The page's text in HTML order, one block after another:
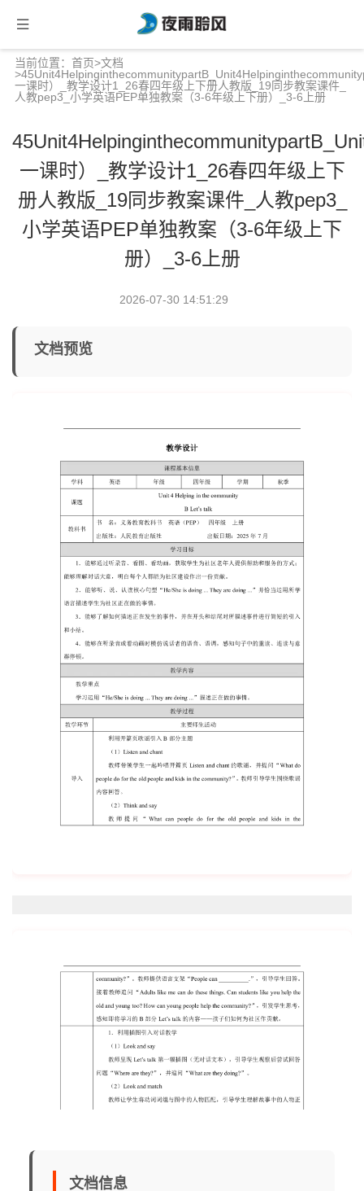
当前位置： 首页>文档
一课时）_教学设计1_26春四年级上下册人教版_19同步教案课件_
人教pep3_小学英语PEP单独教案（3-6年级上下册）_3-6上册
一课时）_教学设计1_26春四年级上下
册人教版_19同步教案课件_人教pep3_
小学英语PEP单独教案（3-6年级上下
册）_3-6上册
2026-07-30 14:51:29
文档预览
文档信息